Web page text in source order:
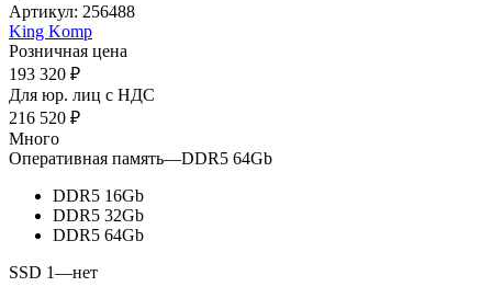
Артикул: 256488
King Komp
Розничная цена
193 320 ₽
Для юр. лиц c НДС
216 520 ₽
Много
Оперативная память—DDR5 64Gb
DDR5 16Gb
DDR5 32Gb
DDR5 64Gb
SSD 1—нет